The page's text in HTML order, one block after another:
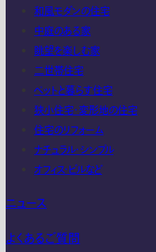
和風モダンの住宅
中庭のある家
眺望を楽しむ家
二世帯住宅
ペットと暮らす住宅
狭小住宅・変形地の住宅
住宅のリフォーム
ナチュラル・シンプル
オフィス・ビルなど
ニュース
よくあるご質問